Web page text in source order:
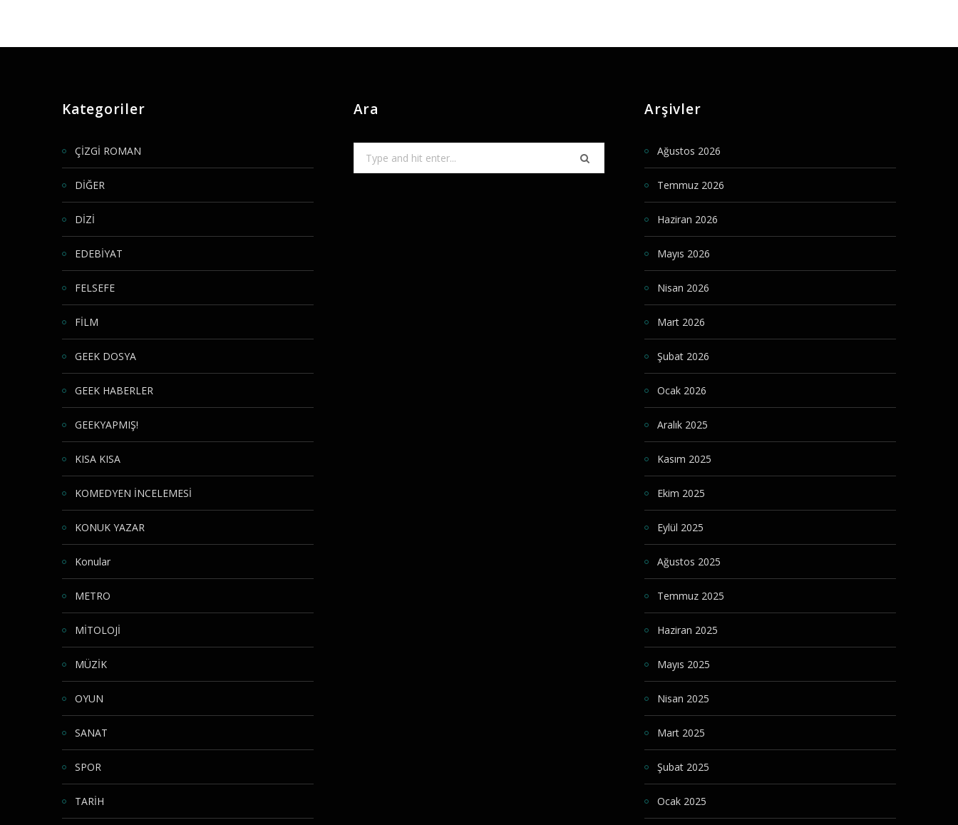
Kategoriler
ÇİZGİ ROMAN
DİĞER
DİZİ
EDEBİYAT
FELSEFE
FİLM
GEEK DOSYA
GEEK HABERLER
GEEKYAPMIŞ!
KISA KISA
KOMEDYEN İNCELEMESİ
KONUK YAZAR
Konular
METRO
MİTOLOJİ
MÜZİK
OYUN
SANAT
SPOR
TARİH
Ara
for:
Arşivler
Ağustos 2026
Temmuz 2026
Haziran 2026
Mayıs 2026
Nisan 2026
Mart 2026
Şubat 2026
Ocak 2026
Aralık 2025
Kasım 2025
Ekim 2025
Eylül 2025
Ağustos 2025
Temmuz 2025
Haziran 2025
Mayıs 2025
Nisan 2025
Mart 2025
Şubat 2025
Ocak 2025